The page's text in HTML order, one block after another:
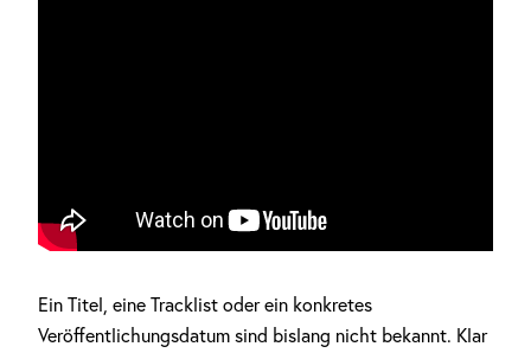
Ein Titel, eine Tracklist oder ein konkretes
Veröffentlichungsdatum sind bislang nicht bekannt. Klar